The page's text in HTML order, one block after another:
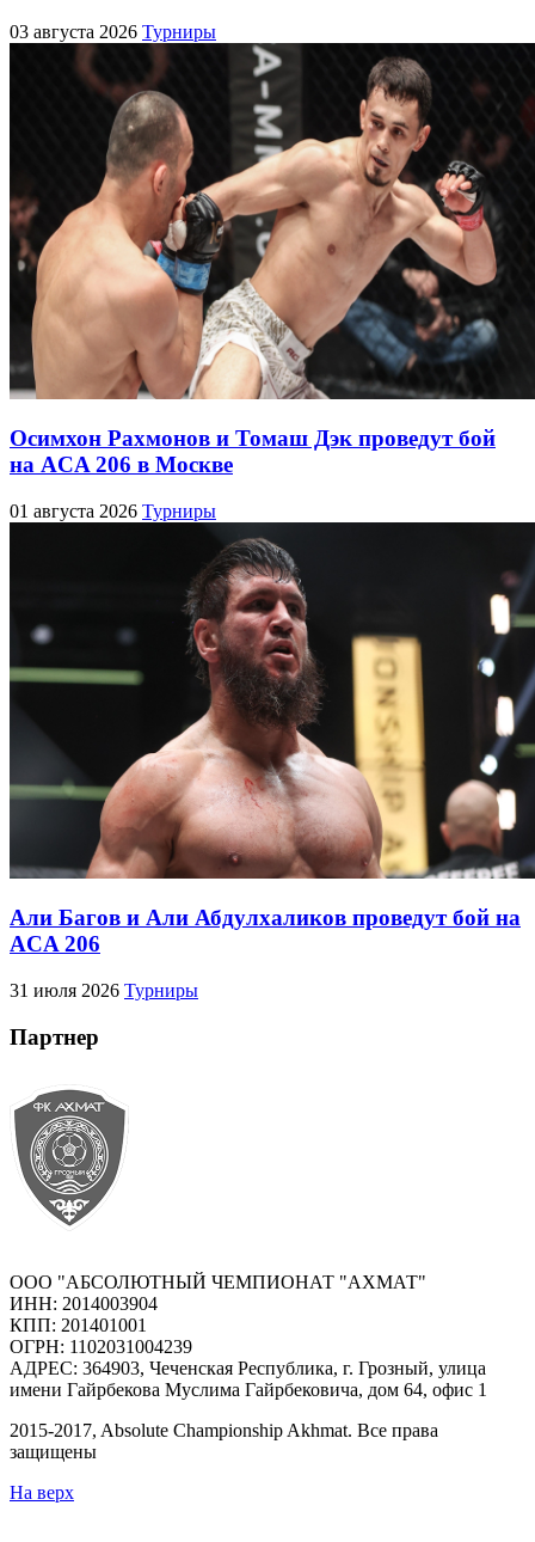
03 августа 2026 Турниры
Осимхон Рахмонов и Томаш Дэк проведут бой
на ACA 206 в Москве
01 августа 2026 Турниры
Али Багов и Али Абдулхаликов проведут бой на
ACA 206
31 июля 2026 Турниры
Партнер
ООО "АБСОЛЮТНЫЙ ЧЕМПИОНАТ "АХМАТ"
ИНН: 2014003904
КПП: 201401001
ОГРН: 1102031004239
АДРЕС: 364903, Чеченская Республика, г. Грозный, улица
имени Гайрбекова Муслима Гайрбековича, дом 64, офис 1
2015-2017, Absolute Championship Akhmat. Все права
защищены
На верх